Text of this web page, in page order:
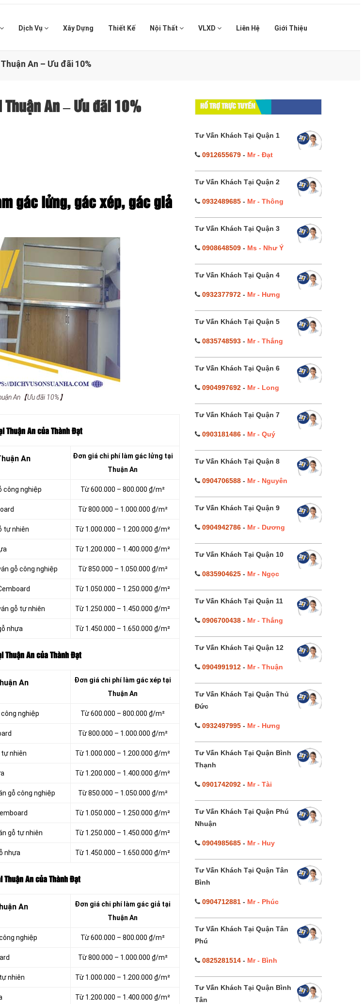
Dịch Vụ Xây Dựng Thiết Kế Nội Thất VLXD Liên Hệ Giới Thiệu
An – Ưu đãi 10%
An – Ưu đãi 10%
gác lửng, gác xép, gác giả
An【Ưu đãi 10%】
Thuận An của Thành Đạt
An Đơn giá chi phílàm gác lửng tại
Thuận An
công nghiệp Từ 600.000 – 800.000 ₫/m²
Từ 800.000 – 1.000.000 ₫/m²
tự nhiên Từ 1.000.000 – 1.200.000 ₫/m²
Từ 1.200.000 – 1.400.000 ₫/m²
gỗ công nghiệp Từ 850.000 – 1.050.000 ₫/m²
Từ 1.050.000 – 1.250.000 ₫/m²
gỗ tự nhiên Từ 1.250.000 – 1.450.000 ₫/m²
nhựa Từ 1.450.000 – 1.650.000 ₫/m²
Thuận An của Thành Đạt
An Đơn giá chi phílàm gác xép tại
Thuận An
nghiệp Từ 600.000 – 800.000 ₫/m²
Từ 800.000 – 1.000.000 ₫/m²
tự nhiên Từ 1.000.000 – 1.200.000 ₫/m²
Từ 1.200.000 – 1.400.000 ₫/m²
gỗ công nghiệp Từ 850.000 – 1.050.000 ₫/m²
Từ 1.050.000 – 1.250.000 ₫/m²
gỗ tự nhiên Từ 1.250.000 – 1.450.000 ₫/m²
nhựa Từ 1.450.000 – 1.650.000 ₫/m²
An của Thành Đạt
An Đơn giá chi phílàm gác giả tại
Thuận An
nghiệp Từ 600.000 – 800.000 ₫/m²
Từ 800.000 – 1.000.000 ₫/m²
nhiên Từ 1.000.000 – 1.200.000 ₫/m²
Từ 1.200.000 – 1.400.000 ₫/m²
HỔ TRỢ TRỰC TUYẾN
Tư Vấn Khách Tại Quận 1
0912655679- Mr - Đạt
Tư Vấn Khách Tại Quận 2
0932489685- Mr - Thông
Tư Vấn Khách Tại Quận 3
0908648509- Ms - Như Ý
Tư Vấn Khách Tại Quận 4
0932377972- Mr - Hưng
Tư Vấn Khách Tại Quận 5
0835748593- Mr - Thắng
Tư Vấn Khách Tại Quận 6
0904997692- Mr - Long
Tư Vấn Khách Tại Quận 7
0903181486- Mr - Quý
Tư Vấn Khách Tại Quận 8
0904706588- Mr - Nguyên
Tư Vấn Khách Tại Quận 9
0904942786- Mr - Dương
Tư Vấn Khách Tại Quận 10
0835904625- Mr - Ngọc
Tư Vấn Khách Tại Quận 11
0906700438- Mr - Thắng
Tư Vấn Khách Tại Quận 12
0904991912- Mr - Thuận
Tư Vấn Khách Tại Quận Thủ
Đức
0932497995- Mr - Hưng
Tư Vấn Khách Tại Quận Bình
Thạnh
0901742092- Mr - Tài
Tư Vấn Khách Tại Quận Phú
Nhuận
0904985685- Mr - Huy
Tư Vấn Khách Tại Quận Tân
Bình
0904712881- Mr - Phúc
Tư Vấn Khách Tại Quận Tân
Phú
0825281514- Mr - Bình
Tư Vấn Khách Tại Quận Bình
Tân